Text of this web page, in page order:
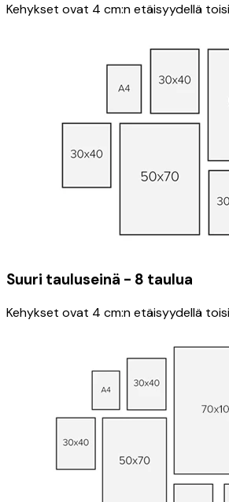
Kehykset ovat 4 cm:n etäisyydellä
Suuri tauluseinä - 8 taulua
Kehykset ovat 4 cm:n etäisyydellä